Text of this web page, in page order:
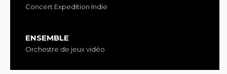
Concert Expedition Indie
ENSEMBLE
Orchestre de jeux vidéo